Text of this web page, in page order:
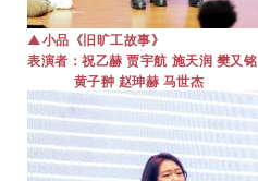
▲ 小品《旧旷工故事》
表演者：祝乙赫 贾宇航 施天润 樊又铭
黄子翀 赵珅赫 马世杰